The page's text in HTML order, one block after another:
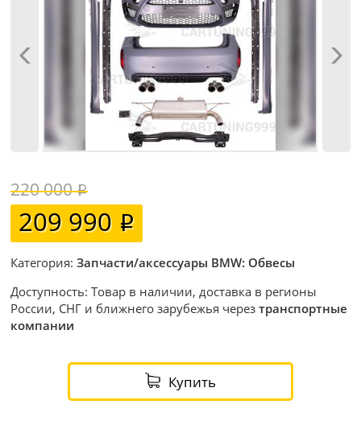
220 000
209 990
Категория:Запчасти/аксессуары BMW: Обвесы
Доступность: Товар в наличии, доставка в регионы
России, СНГ и ближнего зарубежья черезтранспортные
компании
Купить